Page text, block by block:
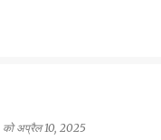
कोअप्रैल 10, 2025